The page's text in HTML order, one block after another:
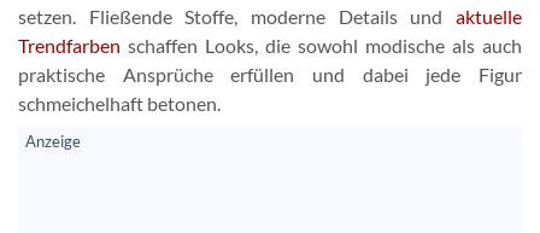
setzen. Fließende Stoffe, moderne Details und aktuelle
Trendfarben schaffen Looks, die sowohl modische als auch
praktische Ansprüche erfüllen und dabei jede Figur
schmeichelhaft betonen.